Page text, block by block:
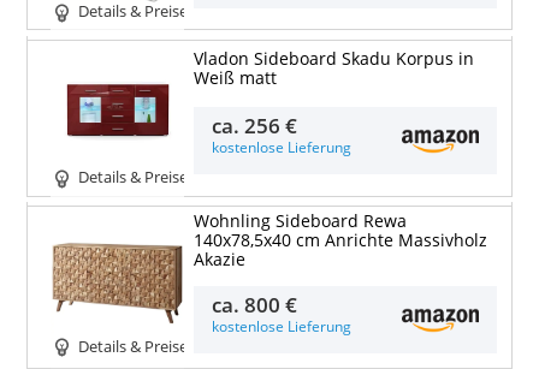
Details & Preise
Details & Preise
Vladon Sideboard Skadu Korpus in
Weiß matt
ca.256 €
kostenlose Lieferung
Details & Preise
Wohnling Sideboard Rewa
140x78,5x40 cm Anrichte Massivholz
Akazie
ca.800 €
kostenlose Lieferung